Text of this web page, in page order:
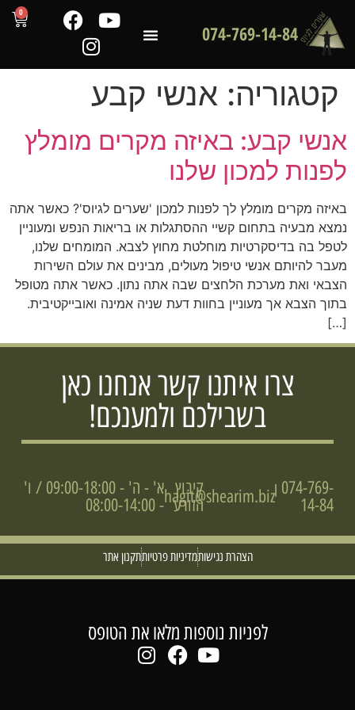
074-769-14-84
קטגוריה:אנשי קבע
קבע: באיזה מקרים מומלץ
למכון שלנו
מקרים מומלץ לך לפנות למכון 'שערים לגיוס'? כאשר אתה
מבעיה בתחום קשיי ההסתגלות או בריאות הנפש ומעוניין
בה בדיסקרטיות מוחלטת מחוץ לצבא. המומחים שלנו,
להיותם אנשי טיפול מעולים, מבינים את עולם השירות
ואת מערכת הלחצים שבה אתה נתון. כאשר אתה מטופל
הצבא אך מעוניין בחוות דעת שניה אמינה ואובייקטיבית.
צרו איתנו קשר אנחנו כאן
בשבילכם ולמענכם!
074-769-
14-84
|
hagit@shearim.biz
קיבוץ
הזורע
א' - ה' - 09:00-18:00 / ו'
- 08:00-14:00
הצהרת נגישותמדיניות פרטיותתקנון אתר
לפניות נוספות מלאו את הטופס